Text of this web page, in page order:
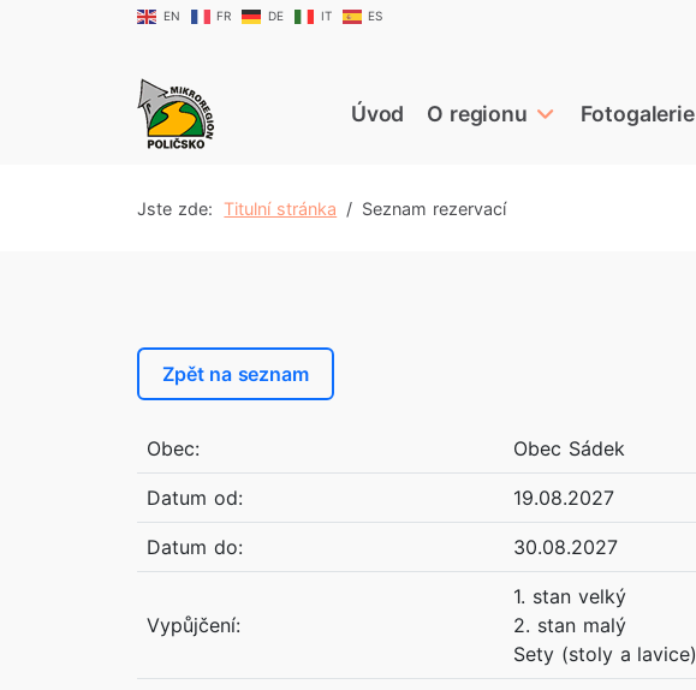
EN FR DE IT ES
Úvod O regionu Fotogalerie
Jste zde:Titulní stránka Seznam rezervací
Zpět na seznam
Obec: Obec Sádek
Datum od: 19.08.2027
Datum do: 30.08.2027
Vypůjčení:
1. stan velký
2. stan malý
Sety (stoly a lavice)